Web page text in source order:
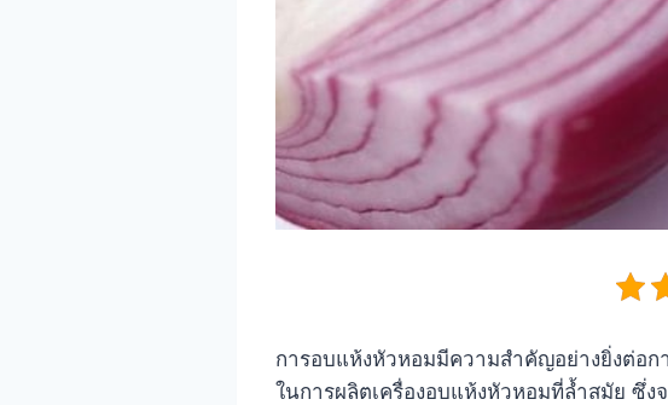
การอบแห้งหัวหอมมีความสำคัญอย่างยิ่งต่อก
ในการผลิตเครื่องอบแห้งหัวหอมที่ล้ำสมัย ซึ่